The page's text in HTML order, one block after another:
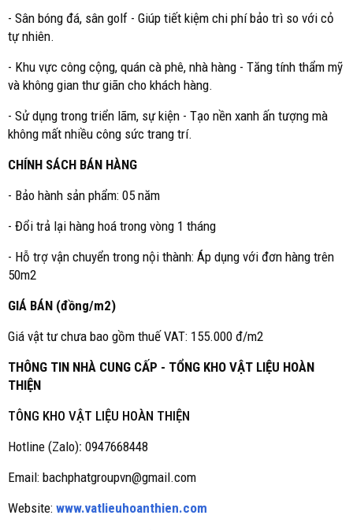
- Sân bóng đá, sân golf - Giúp tiết kiệm chi phí bảo trì so với cỏ
tự nhiên.
- Khu vực công cộng, quán cà phê, nhà hàng - Tăng tính thẩm mỹ
và không gian thư giãn cho khách hàng.
- Sử dụng trong triển lãm, sự kiện - Tạo nền xanh ấn tượng mà
không mất nhiều công sức trang trí.
CHÍNH SÁCH BÁN HÀNG
- Bảo hành sản phẩm: 05 năm
- Đổi trả lại hàng hoá trong vòng 1 tháng
- Hỗ trợ vận chuyển trong nội thành: Áp dụng với đơn hàng trên
50m2
GIÁ BÁN (đồng/m2)
Giá vật tư chưa bao gồm thuế VAT: 155.000 đ/m2
THÔNG TIN NHÀ CUNG CẤP - TỔNG KHO VẬT LIỆU HOÀN
THIỆN
TÔNG KHO VẬT LIỆU HOÀN THIỆN
Hotline (Zalo): 0947668448
Email: bachphatgroupvn@gmail.com
Website: www.vatlieuhoanthien.com